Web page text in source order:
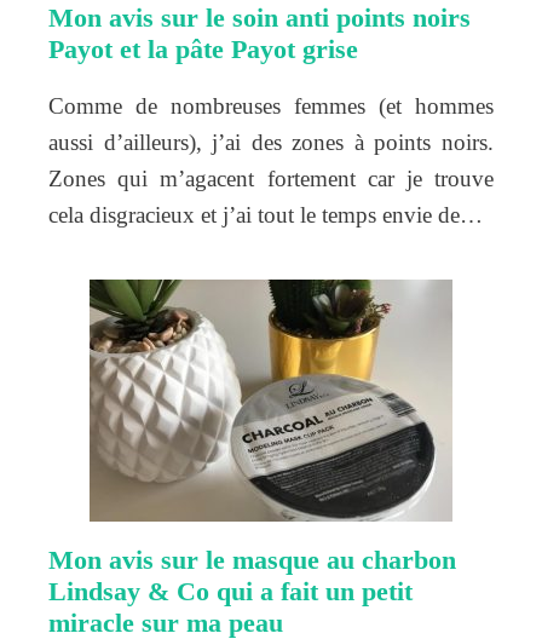
Mon avis sur le soin anti points noirs
Payot et la pâte Payot grise
Comme de nombreuses femmes (et hommes
aussi d’ailleurs), j’ai des zones à points noirs.
Zones qui m’agacent fortement car je trouve
cela disgracieux et j’ai tout le temps envie de…
Mon avis sur le masque au charbon
Lindsay & Co qui a fait un petit
miracle sur ma peau